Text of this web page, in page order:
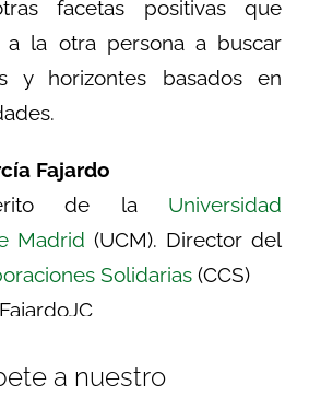
facetas positivas que
a la otra persona a buscar
y horizontes basados en
Fajardo
de la Universidad
Madrid (UCM). Director del
Solidarias (CCS)
a nuestro